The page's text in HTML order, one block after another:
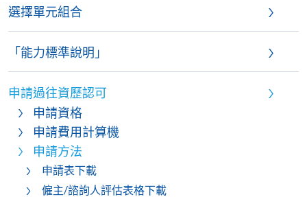
選擇單元組合
「能力標準說明」
申請過往資歷認可
申請資格
申請費用計算機
申請方法
申請表下載
僱主/諮詢人評估表格下載